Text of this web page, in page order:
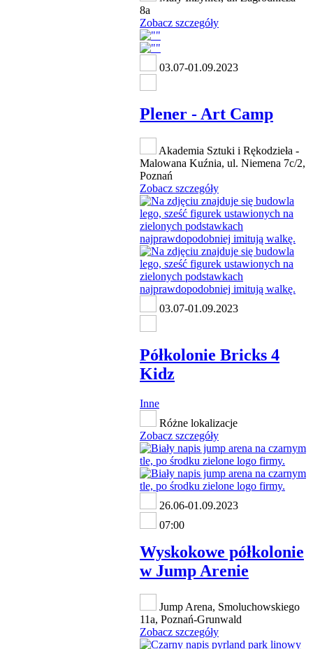
8a
Zobacz szczegóły
03.07-01.09.2023
Plener - Art Camp
Akademia Sztuki i Rękodzieła -
Malowana Kuźnia, ul. Niemena 7c/2,
Poznań
Zobacz szczegóły
03.07-01.09.2023
Półkolonie Bricks 4
Kidz
Inne
Różne lokalizacje
Zobacz szczegóły
26.06-01.09.2023
07:00
Wyskokowe półkolonie
w Jump Arenie
Jump Arena, Smoluchowskiego
11a, Poznań-Grunwald
Zobacz szczegóły